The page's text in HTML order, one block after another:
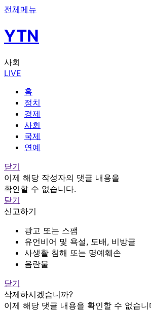
전체메뉴
YTN
사회
LIVE
홈
정치
경제
사회
국제
연예
닫기
이제 해당 작성자의 댓글 내용을
확인할 수 없습니다.
닫기
신고하기
광고 또는 스팸
유언비어 및 욕설, 도배, 비방글
사생활 침해 또는 명예훼손
음란물
닫기
삭제하시겠습니까?
이제 해당 댓글 내용을 확인할 수 없습니